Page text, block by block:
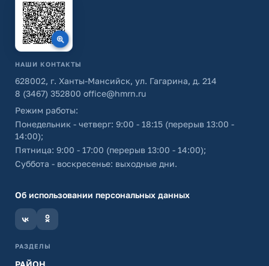
НАШИ КОНТАКТЫ
628002, г. Ханты-Мансийск, ул. Гагарина, д. 214
8 (3467) 352800 office@hmrn.ru
Режим работы:
Понедельник - четверг: 9:00 - 18:15 (перерыв 13:00 -
14:00);
Пятница: 9:00 - 17:00 (перерыв 13:00 - 14:00);
Суббота - воскресенье: выходные дни.
Об использовании персональных данных
РАЗДЕЛЫ
РАЙОН